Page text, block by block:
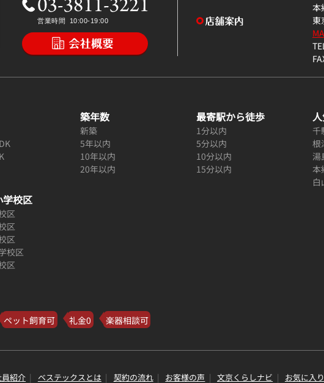
本
東
築年数
新築
5年以内
10年以内
20年以内
最寄駅から徒歩
1分以内
5分以内
10分以内
15分以内
千
根
湯
本
白
学校区
区
区
区
校区
区
ペット飼育可 礼金0 楽器相談可
紹介 ベステックスとは 契約の流れ お客様の声 文京くらしナビ お気に入